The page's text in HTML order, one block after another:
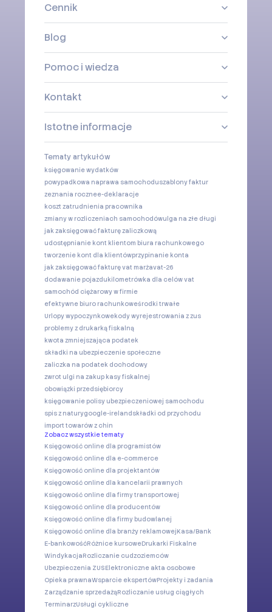
Cennik
Blog
Pomoc i wiedza
Kontakt
Istotne informacje
Tematy artykułów
księgowanie wydatków
powypadkowa naprawa samochoduszablony faktur
zeznania rocznee-deklaracje
koszt zatrudnienia pracownika
zmiany w rozliczeniach samochodówulga na złe długi
jak zaksięgować fakturę zaliczkową
udostępnianie kont klientom biura rachunkowego
tworzenie kont dla klientówprzypinanie konta
jak zaksięgować fakturę vat marżavat-26
dodawanie pojazdukilometrówka dla celów vat
samochód ciężarowy w firmie
efektywne biuro rachunkoweśrodki trwałe
Urlopy wypoczynkowekody wyrejestrowania z zus
problemy z drukarką fiskalną
kwota zmniejszająca podatek
składki na ubezpieczenie społeczne
zaliczka na podatek dochodowy
zwrot ulgi na zakup kasy fiskalnej
obowiązki przedsiębiorcy
księgowanie polisy ubezpieczeniowej samochodu
spis z naturygoogle-irelandskładki od przychodu
import towarów z chin
Zobacz wszystkie tematy
Księgowość online dla programistów
Księgowość online dla e-commerce
Księgowość online dla projektantów
Księgowość online dla kancelarii prawnych
Księgowość online dla firmy transportowej
Księgowość online dla producentów
Księgowość online dla firmy budowlanej
Księgowość online dla branży reklamowejKasa/Bank
E-bankowośćRóżnice kursoweDrukarki Fiskalne
WindykacjaRozliczanie cudzoziemców
Ubezpieczenia ZUSElektroniczne akta osobowe
Opieka prawnaWsparcie ekspertówProjekty i zadania
Zarządzanie sprzedażąRozliczanie usług ciągłych
TerminarzUsługi cykliczne